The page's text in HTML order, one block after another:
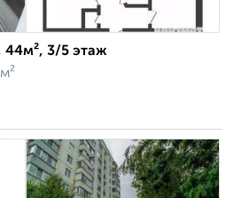
44м², 3/5 этаж